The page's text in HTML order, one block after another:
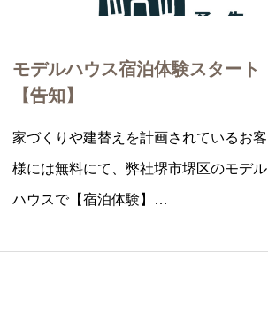
モデルハウス宿泊体験スタート
【告知】
家づくりや建替えを計画されているお客
様には無料にて、弊社堺市堺区のモデル
ハウスで【宿泊体験】…